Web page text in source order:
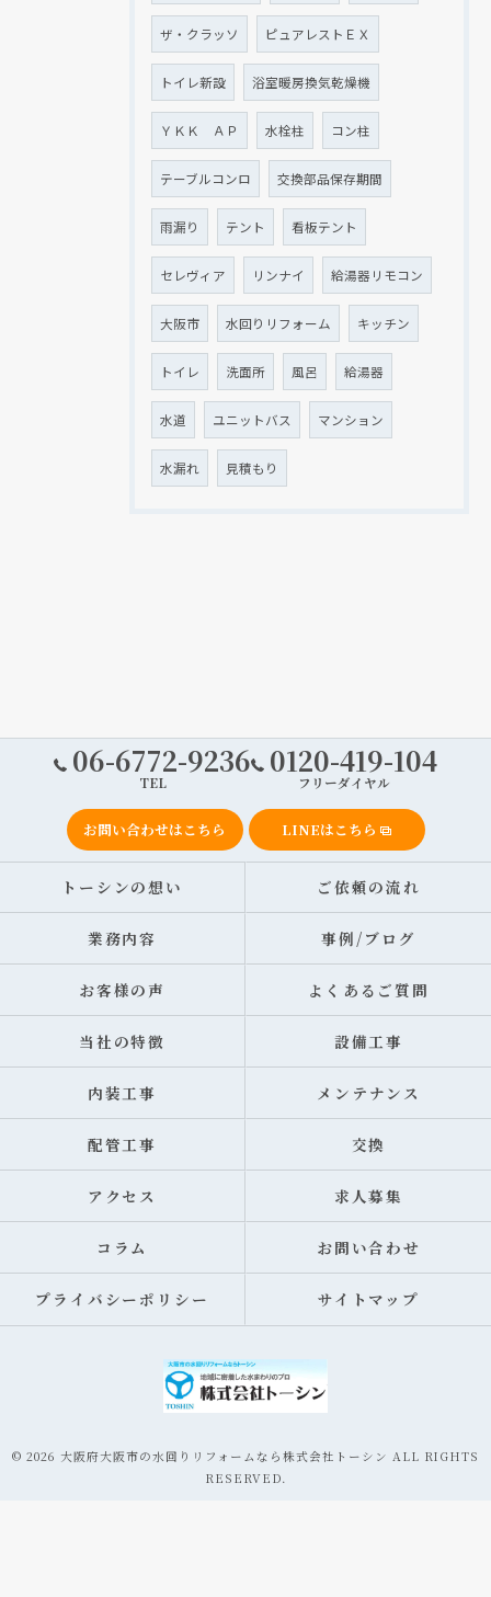
ザ・クラッソ ピュアレストＥＸ
トイレ新設 浴室暖房換気乾燥機
ＹＫＫ ＡＰ 水栓柱 コン柱
テーブルコンロ 交換部品保存期間
雨漏り テント 看板テント
セレヴィア リンナイ 給湯器リモコン
大阪市 水回りリフォーム キッチン
トイレ 洗面所 風呂 給湯器
水道 ユニットバス マンション
水漏れ 見積もり
06-6772-9236
TEL
0120-419-104
フリーダイヤル
お問い合わせはこちら LINEはこちら
トーシンの想い ご依頼の流れ
業務内容 事例/ブログ
お客様の声 よくあるご質問
当社の特徴 設備工事
内装工事 メンテナンス
配管工事 交換
アクセス 求人募集
コラム お問い合わせ
プライバシーポリシー サイトマップ
© 2026 大阪府大阪市の水回りリフォームなら株式会社トーシン ALL RIGHTS
RESERVED.